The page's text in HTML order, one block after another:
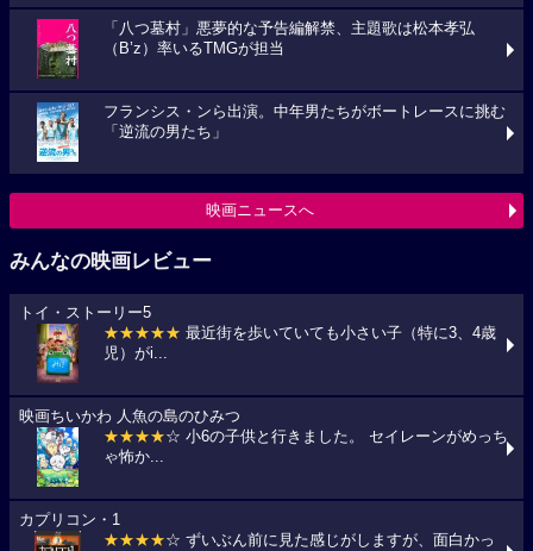
「八つ墓村」悪夢的な予告編解禁、主題歌は松本孝弘
（B’z）率いるTMGが担当
フランシス・ンら出演。中年男たちがボートレースに挑む
「逆流の男たち」
映画ニュースへ
みんなの映画レビュー
トイ・ストーリー5
★★★★★ 最近街を歩いていても小さい子（特に3、4歳
児）がi...
映画ちいかわ 人魚の島のひみつ
★★★★☆ 小6の子供と行きました。 セイレーンがめっち
ゃ怖か...
カプリコン・1
★★★★☆ ずいぶん前に見た感じがしますが、面白かっ